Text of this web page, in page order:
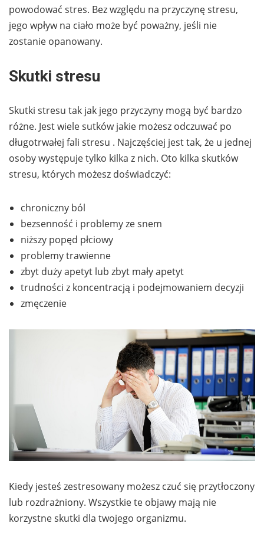
powodować stres. Bez względu na przyczynę stresu,
jego wpływ na ciało może być poważny, jeśli nie
zostanie opanowany.
Skutki stresu
Skutki stresu tak jak jego przyczyny mogą być bardzo
różne. Jest wiele sutków jakie możesz odczuwać po
długotrwałej fali stresu . Najczęściej jest tak, że u jednej
osoby występuje tylko kilka z nich. Oto kilka skutków
stresu, których możesz doświadczyć:
chroniczny ból
bezsenność i problemy ze snem
niższy popęd płciowy
problemy trawienne
zbyt duży apetyt lub zbyt mały apetyt
trudności z koncentracją i podejmowaniem decyzji
zmęczenie
Kiedy jesteś zestresowany możesz czuć się przytłoczony
lub rozdrażniony. Wszystkie te objawy mają nie
korzystne skutki dla twojego organizmu.